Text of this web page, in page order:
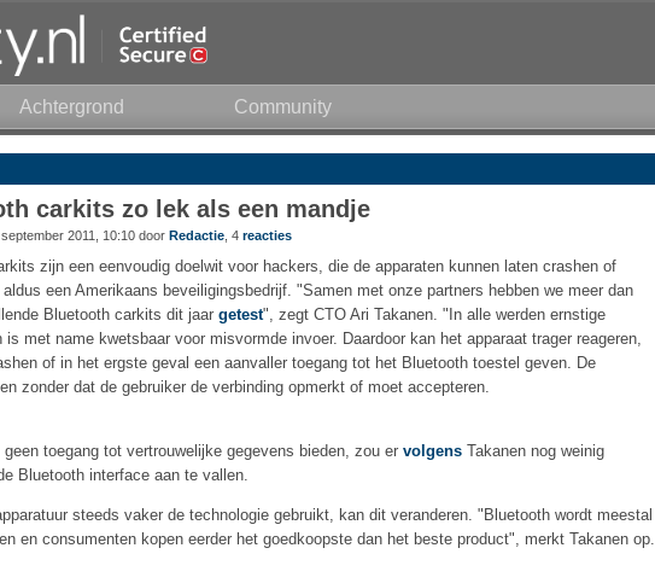
Achtergrond Community
carkits zo lek als een mandje
2011, 10:10 door Redactie , 4 reacties
zijn een eenvoudig doelwit voor hackers, die de apparaten kunnen laten crashen of
een Amerikaans beveiligingsbedrijf. "Samen met onze partners hebben we meer dan
Bluetooth carkits dit jaar getest", zegt CTO Ari Takanen. "In alle werden ernstige
met name kwetsbaar voor misvormde invoer. Daardoor kan het apparaat trager reageren,
of in het ergste geval een aanvaller toegang tot het Bluetooth toestel geven. De
zonder dat de gebruiker de verbinding opmerkt of moet accepteren.
toegang tot vertrouwelijke gegevens bieden, zou er volgens Takanen nog weinig
Bluetooth interface aan te vallen.
steeds vaker de technologie gebruikt, kan dit veranderen. "Bluetooth wordt meestal
en consumenten kopen eerder het goedkoopste dan het beste product", merkt Takanen op.